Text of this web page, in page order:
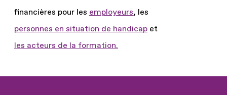
financières pour les employeurs, les
personnes en situation de handicap et
les acteurs de la formation.